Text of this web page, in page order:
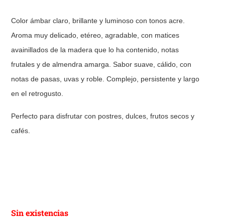
Color ámbar claro, brillante y luminoso con tonos acre.
Aroma muy delicado, etéreo, agradable, con matices
avainillados de la madera que lo ha contenido, notas
frutales y de almendra amarga. Sabor suave, cálido, con
notas de pasas, uvas y roble. Complejo, persistente y largo
en el retrogusto.
Perfecto para disfrutar con postres, dulces, frutos secos y
cafés.
Sin existencias